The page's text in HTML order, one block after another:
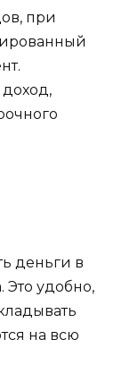
при
деньги в
Это удобно,
на всю